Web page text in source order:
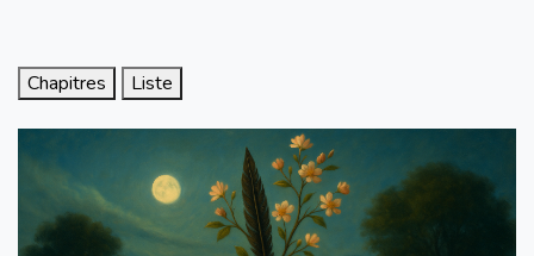
Chapitres Liste